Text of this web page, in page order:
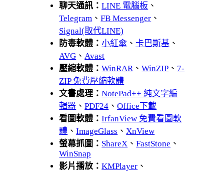
聊天通訊：LINE 電腦板 、
Telegram 、FB Messenger 、
Signal(取代LINE)
防毒軟體：小紅傘 、卡巴斯基 、
AVG 、 Avast
壓縮軟體：WinRAR 、WinZIP 、 7-
ZIP 免費壓縮軟體
文書處理：NotePad++ 純文字編
輯器 、PDF24 、Office下載
看圖軟體：IrfanView 免費看圖軟
體 、ImageGlass 、 XnView
螢幕抓圖： ShareX 、FastStone 、
WinSnap
影片播放：KMPlayer 、